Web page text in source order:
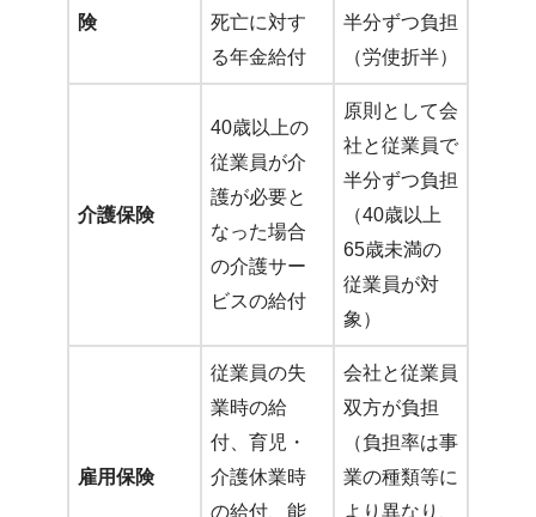
険
死亡に対す
る年金給付
半分ずつ負担
（労使折半）
介護保険
40歳以上の
従業員が介
護が必要と
なった場合
の介護サー
ビスの給付
原則として会
社と従業員で
半分ずつ負担
（40歳以上
65歳未満の
従業員が対
象）
雇用保険
従業員の失
業時の給
付、育児・
介護休業時
の給付、能
会社と従業員
双方が負担
（負担率は事
業の種類等に
より異なり、